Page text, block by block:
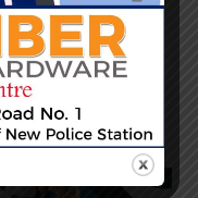
अनुमती गीत
पास